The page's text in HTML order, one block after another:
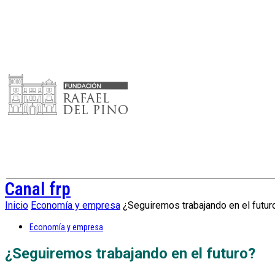
Canal frp
Inicio Economía y empresa ¿Seguiremos trabajando en el
Economía y empresa
¿Seguiremos trabajando en el futuro?